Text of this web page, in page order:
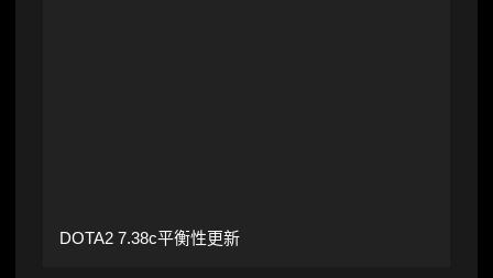
DOTA2 7.38c平衡性更新